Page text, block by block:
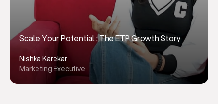
Scale Your Potential : The ETP Growth Story
Nishka Karekar
Marketing Executive